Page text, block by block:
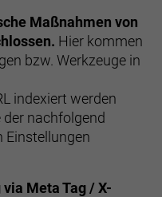
Maßnahmen von
Hier kommen
bzw. Werkzeuge in
indexiert werden
der nachfolgend
Einstellungen
Meta Tag / X-